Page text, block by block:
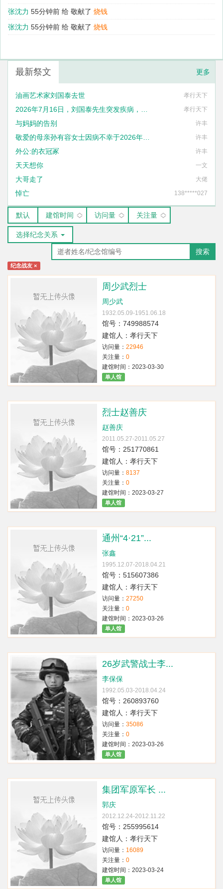
张沈力 57分钟前 给 敬献了 普通香
张沈力 55分钟前 给 敬献了 烧钱
最新祭文 更多
油画艺术家刘国泰去世 孝行天下
孝行天下
与妈妈的告别 许丰
许丰
外公:的衣冠冢 许丰
天天想你 一文
大哥走了 大佬
悼亡 138*****027
默认 建馆时间 访问量 关注量
选择纪念关系
搜索
纪念战友×
周少武烈士
周少武
1932.05.09-1951.06.18
馆号：749988574
建馆人：孝行天下
访问量： 22946
关注量： 0
建馆时间：2023-03-30
单人馆
烈士赵善庆
赵善庆
2011.05.27-2011.05.27
馆号：251770861
建馆人：孝行天下
访问量： 8137
关注量： 0
建馆时间：2023-03-27
单人馆
通州“4·21”...
张鑫
1995.12.07-2018.04.21
馆号：515607386
建馆人：孝行天下
访问量： 27250
关注量： 0
建馆时间：2023-03-26
单人馆
26岁武警战士李...
李保保
1992.05.03-2018.04.24
馆号：260893760
建馆人：孝行天下
访问量： 35086
关注量： 0
建馆时间：2023-03-26
单人馆
集团军原军长 ...
郭庆
2012.12.24-2012.11.22
馆号：255995614
建馆人：孝行天下
访问量： 16089
关注量： 0
建馆时间：2023-03-24
单人馆